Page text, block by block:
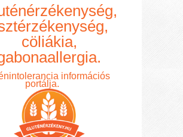
cöliákia,
információs
portálja.